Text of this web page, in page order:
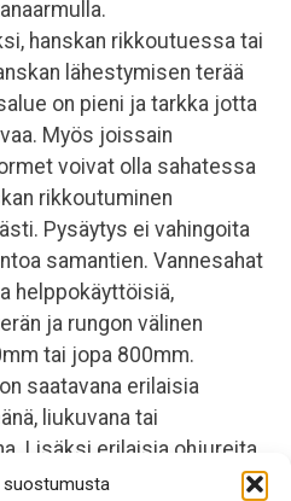
suostumusta
hanskan rikkoutuessa tai
lähestymisen terää
on pieni ja tarkka jotta
Myös joissain
voivat olla sahatessa
rikkoutuminen
Pysäytys ei vahingoita
samantien. Vannesahat
helppokäyttöisiä,
ja rungon välinen
tai jopa 800mm.
saatavana erilaisia
liukuvana tai
Lisäksi erilaisia ohjureita,
teräkiristys, yms.